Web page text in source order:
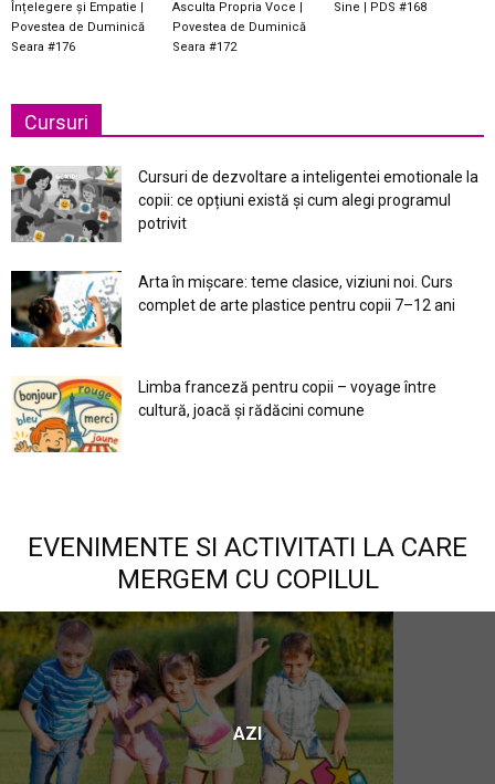
Înțelegere și Empatie |
Povestea de Duminică
Seara #176
Asculta Propria Voce |
Povestea de Duminică
Seara #172
Sine | PDS #168
Cursuri
Cursuri de dezvoltare a inteligentei emotionale la
copii: ce opțiuni există și cum alegi programul
potrivit
Arta în mișcare: teme clasice, viziuni noi. Curs
complet de arte plastice pentru copii 7–12 ani
Limba franceză pentru copii – voyage între
cultură, joacă și rădăcini comune
EVENIMENTE SI ACTIVITATI LA CARE
MERGEM CU COPILUL
AZI